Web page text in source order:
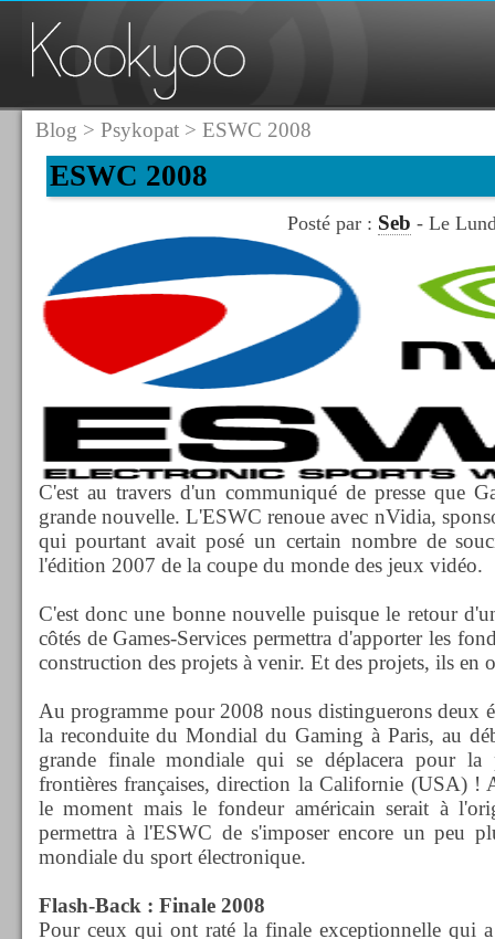
Blog > Psykopat> ESWC 2008
ESWC 2008
Posté par : Seb - Le
C'est au travers d'un communiqué de presse que
grande nouvelle. L'ESWC renoue avec nVidia,
qui pourtant avait posé un certain nombre de
l'édition 2007 de la coupe du monde des jeux vidéo.
C'est donc une bonne nouvelle puisque le retour
côtés de Games-Services permettra d'apporter les
construction des projets à venir. Et des projets, ils en
Au programme pour 2008 nous distinguerons deux
la reconduite du Mondial du Gaming à Paris, au
grande finale mondiale qui se déplacera pour la
frontières françaises, direction la Californie (USA) !
le moment mais le fondeur américain serait à
permettra à l'ESWC de s'imposer encore un peu
mondiale du sport électronique.
Flash-Back : Finale 2008
Pour ceux qui ont raté la finale exceptionnelle qui